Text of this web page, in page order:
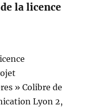
la licence
» Colibre de
Lyon 2,